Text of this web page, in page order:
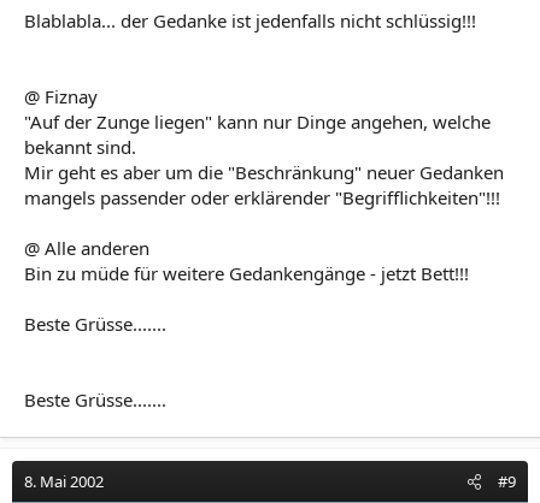
Blablabla... der Gedanke ist jedenfalls nicht schlüssig!!!
@ Fiznay
"Auf der Zunge liegen" kann nur Dinge angehen, welche
bekannt sind.
Mir geht es aber um die "Beschränkung" neuer Gedanken
mangels passender oder erklärender "Begrifflichkeiten"!!!
@ Alle anderen
Bin zu müde für weitere Gedankengänge - jetzt Bett!!!
Beste Grüsse.......
Beste Grüsse.......
8. Mai 2002 #9